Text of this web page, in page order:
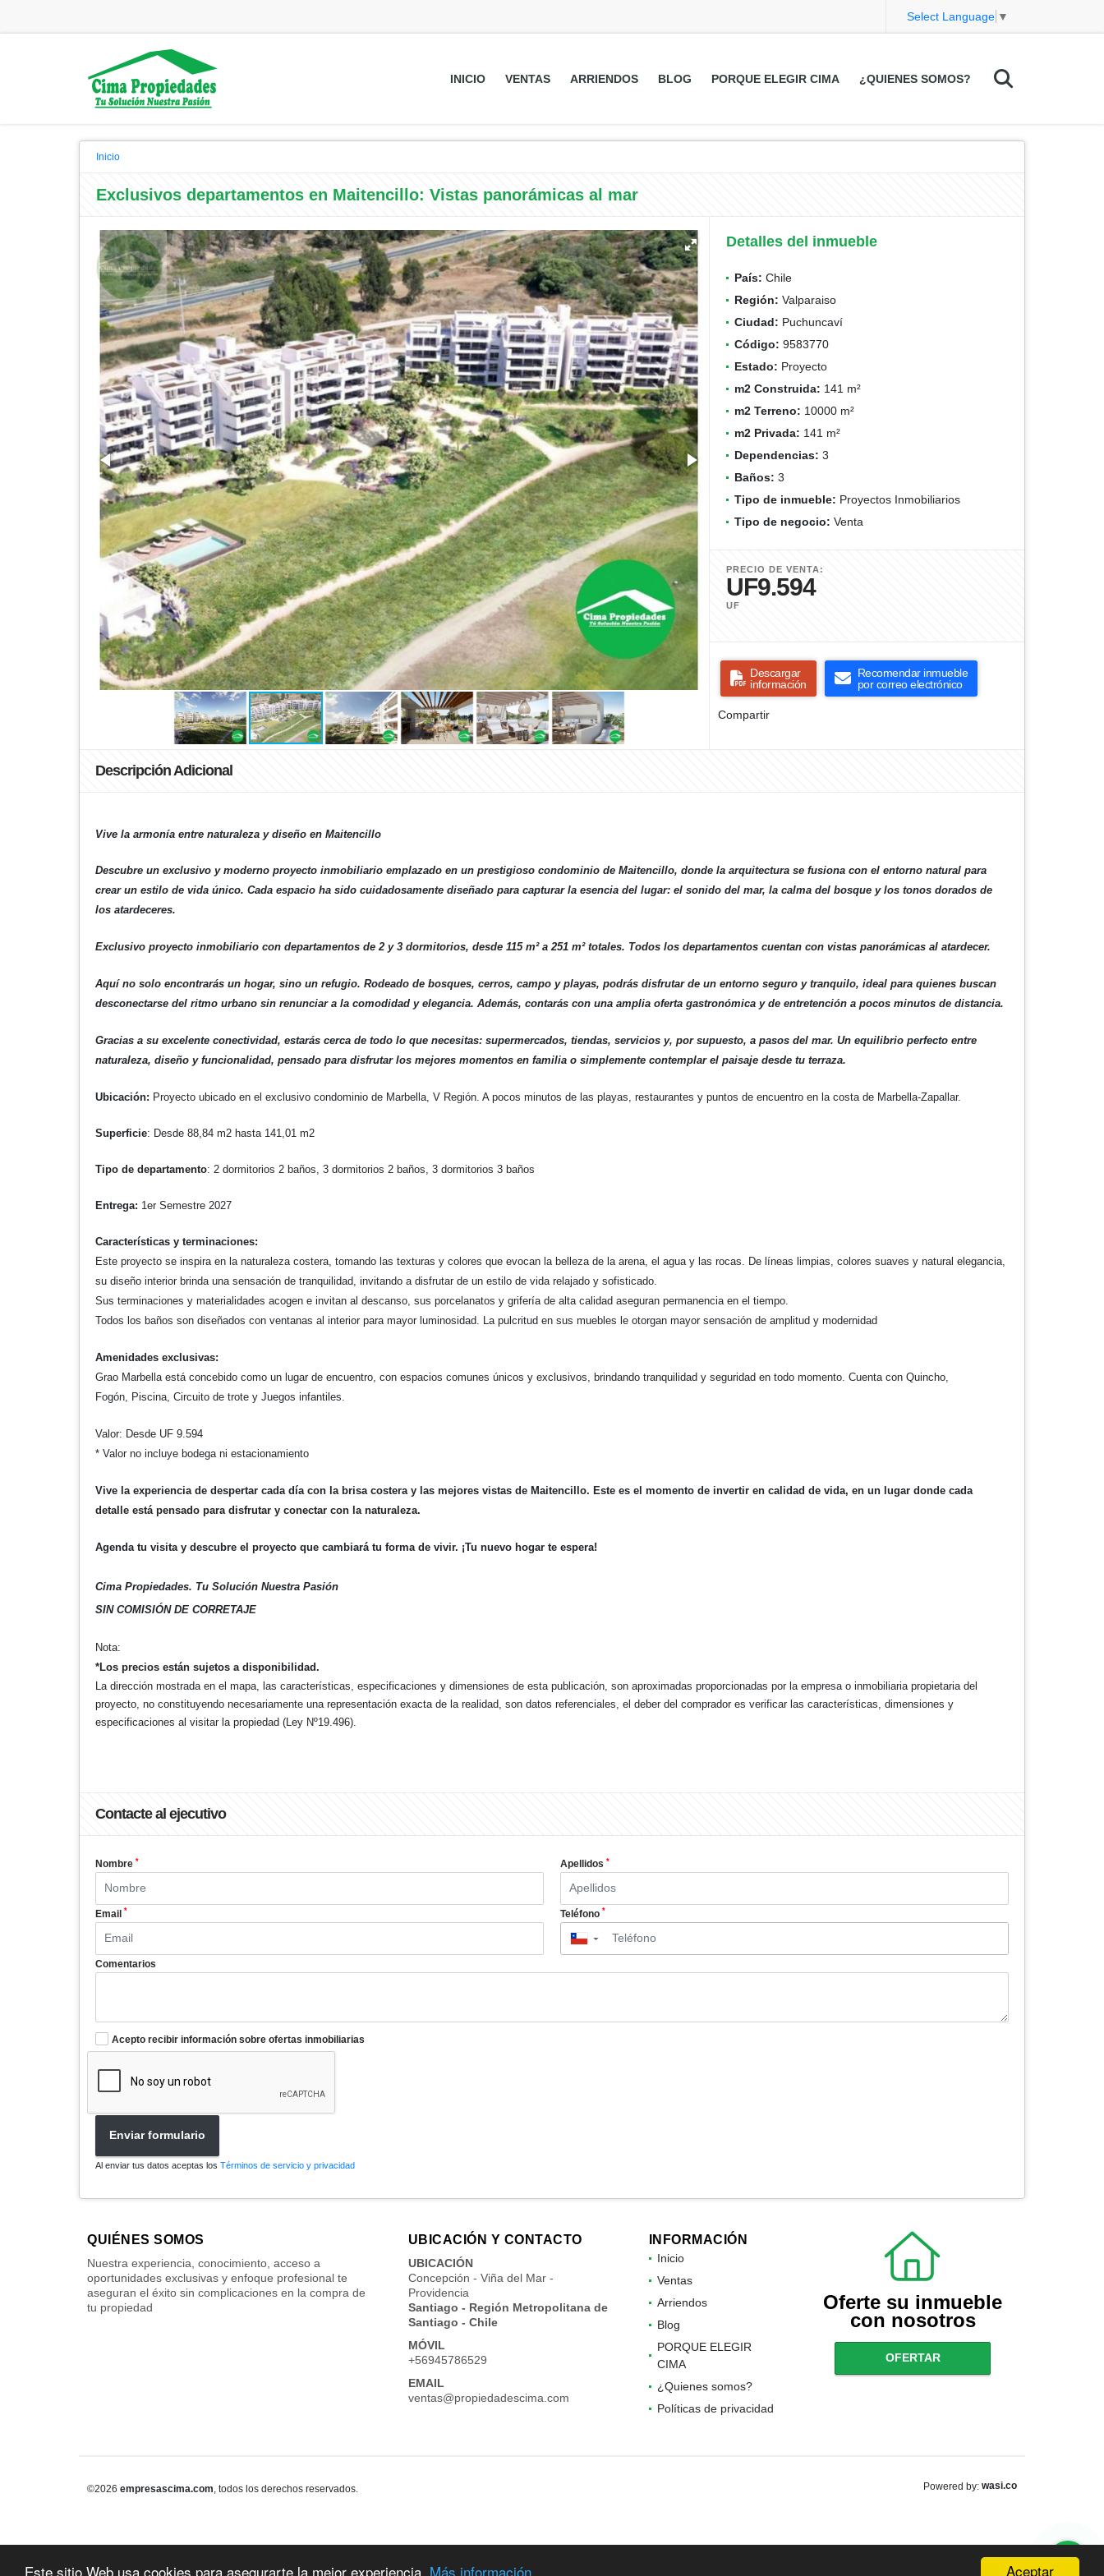
Aceptar
Este sitio Web usa cookies para asegurarte la mejor experiencia. Más información
Select Language ▼
INICIO VENTAS ARRIENDOS BLOG PORQUE ELEGIR CIMA ¿QUIENES SOMOS?
Inicio
Exclusivos departamentos en Maitencillo: Vistas panorámicas al mar
Detalles del inmueble
País: Chile
Región: Valparaiso
Ciudad: Puchuncaví
Código: 9583770
Estado: Proyecto
m2 Construida: 141 m²
m2 Terreno: 10000 m²
m2 Privada: 141 m²
Dependencias: 3
Baños: 3
Tipo de inmueble: Proyectos Inmobiliarios
Tipo de negocio: Venta
PRECIO DE VENTA:
UF9.594
UF
Descargar
información
Recomendar inmueble
por correo electrónico
Compartir
Descripción Adicional
Vive la armonía entre naturaleza y diseño en Maitencillo
Descubre un exclusivo y moderno proyecto inmobiliario emplazado en un prestigioso condominio de Maitencillo, donde la arquitectura se fusiona con el entorno natural para
crear un estilo de vida único. Cada espacio ha sido cuidadosamente diseñado para capturar la esencia del lugar: el sonido del mar, la calma del bosque y los tonos dorados de
los atardeceres.
Exclusivo proyecto inmobiliario con departamentos de 2 y 3 dormitorios, desde 115 m² a 251 m² totales. Todos los departamentos cuentan con vistas panorámicas al atardecer.
Aquí no solo encontrarás un hogar, sino un refugio. Rodeado de bosques, cerros, campo y playas, podrás disfrutar de un entorno seguro y tranquilo, ideal para quienes buscan
desconectarse del ritmo urbano sin renunciar a la comodidad y elegancia. Además, contarás con una amplia oferta gastronómica y de entretención a pocos minutos de distancia.
Gracias a su excelente conectividad, estarás cerca de todo lo que necesitas: supermercados, tiendas, servicios y, por supuesto, a pasos del mar. Un equilibrio perfecto entre
naturaleza, diseño y funcionalidad, pensado para disfrutar los mejores momentos en familia o simplemente contemplar el paisaje desde tu terraza.
Ubicación: Proyecto ubicado en el exclusivo condominio de Marbella, V Región. A pocos minutos de las playas, restaurantes y puntos de encuentro en la costa de Marbella-Zapallar.
Superficie: Desde 88,84 m2 hasta 141,01 m2
Tipo de departamento: 2 dormitorios 2 baños, 3 dormitorios 2 baños, 3 dormitorios 3 baños
Entrega: 1er Semestre 2027
Características y terminaciones:
Este proyecto se inspira en la naturaleza costera, tomando las texturas y colores que evocan la belleza de la arena, el agua y las rocas. De líneas limpias, colores suaves y natural elegancia,
su diseño interior brinda una sensación de tranquilidad, invitando a disfrutar de un estilo de vida relajado y sofisticado.
Sus terminaciones y materialidades acogen e invitan al descanso, sus porcelanatos y grifería de alta calidad aseguran permanencia en el tiempo.
Todos los baños son diseñados con ventanas al interior para mayor luminosidad. La pulcritud en sus muebles le otorgan mayor sensación de amplitud y modernidad
Amenidades exclusivas:
Grao Marbella está concebido como un lugar de encuentro, con espacios comunes únicos y exclusivos, brindando tranquilidad y seguridad en todo momento. Cuenta con Quincho,
Fogón, Piscina, Circuito de trote y Juegos infantiles.
Valor: Desde UF 9.594
* Valor no incluye bodega ni estacionamiento
Vive la experiencia de despertar cada día con la brisa costera y las mejores vistas de Maitencillo. Este es el momento de invertir en calidad de vida, en un lugar donde cada
detalle está pensado para disfrutar y conectar con la naturaleza.
Agenda tu visita y descubre el proyecto que cambiará tu forma de vivir. ¡Tu nuevo hogar te espera!
Cima Propiedades. Tu Solución Nuestra Pasión
SIN COMISIÓN DE CORRETAJE
Nota:
*Los precios están sujetos a disponibilidad.
La dirección mostrada en el mapa, las características, especificaciones y dimensiones de esta publicación, son aproximadas proporcionadas por la empresa o inmobiliaria propietaria del
proyecto, no constituyendo necesariamente una representación exacta de la realidad, son datos referenciales, el deber del comprador es verificar las características, dimensiones y
especificaciones al visitar la propiedad (Ley Nº19.496).
Contacte al ejecutivo
Nombre * Apellidos *
Email * Teléfono *
▼
Comentarios
Acepto recibir información sobre ofertas inmobiliarias
Enviar formulario
Al enviar tus datos aceptas los Términos de servicio y privacidad
QUIÉNES SOMOS
Nuestra experiencia, conocimiento, acceso a
oportunidades exclusivas y enfoque profesional te
aseguran el éxito sin complicaciones en la compra de
tu propiedad
UBICACIÓN Y CONTACTO
UBICACIÓN
Concepción - Viña del Mar -
Providencia
Santiago - Región Metropolitana de
Santiago - Chile
MÓVIL
+56945786529
EMAIL
ventas@propiedadescima.com
INFORMACIÓN
Inicio
Ventas
Arriendos
Blog
PORQUE ELEGIR
CIMA
¿Quienes somos?
Políticas de privacidad
Oferte su inmueble
con nosotros
OFERTAR
©2026 empresascima.com, todos los derechos reservados. Powered by: wasi.co